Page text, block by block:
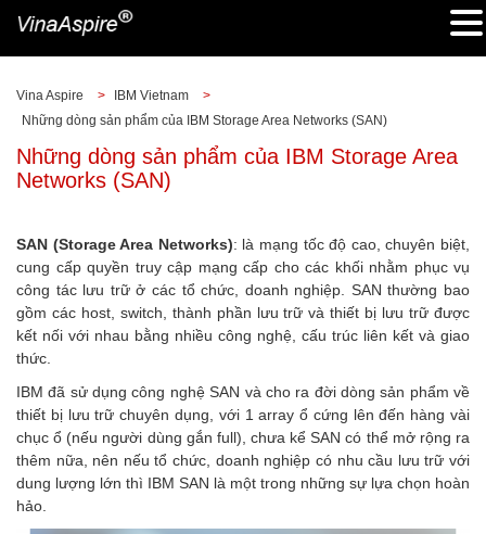
Vina Aspire > IBM Vietnam
>
Những dòng sản phẩm của IBM Storage Area Networks (SAN)
Những dòng sản phẩm của IBM Storage Area
Networks (SAN)
SAN (Storage Area Networks): là mạng tốc độ cao, chuyên biệt,
cung cấp quyền truy cập mạng cấp cho các khối nhằm phục vụ
công tác lưu trữ ở các tổ chức, doanh nghiệp. SAN thường bao
gồm các host, switch, thành phần lưu trữ và thiết bị lưu trữ được
kết nối với nhau bằng nhiều công nghệ, cấu trúc liên kết và giao
thức.
IBM đã sử dụng công nghệ SAN và cho ra đời dòng sản phẩm về
thiết bị lưu trữ chuyên dụng, với 1 array ổ cứng lên đến hàng vài
chục ổ (nếu người dùng gắn full), chưa kể SAN có thể mở rộng ra
thêm nữa, nên nếu tổ chức, doanh nghiệp có nhu cầu lưu trữ với
dung lượng lớn thì IBM SAN là một trong những sự lựa chọn hoàn
hảo.